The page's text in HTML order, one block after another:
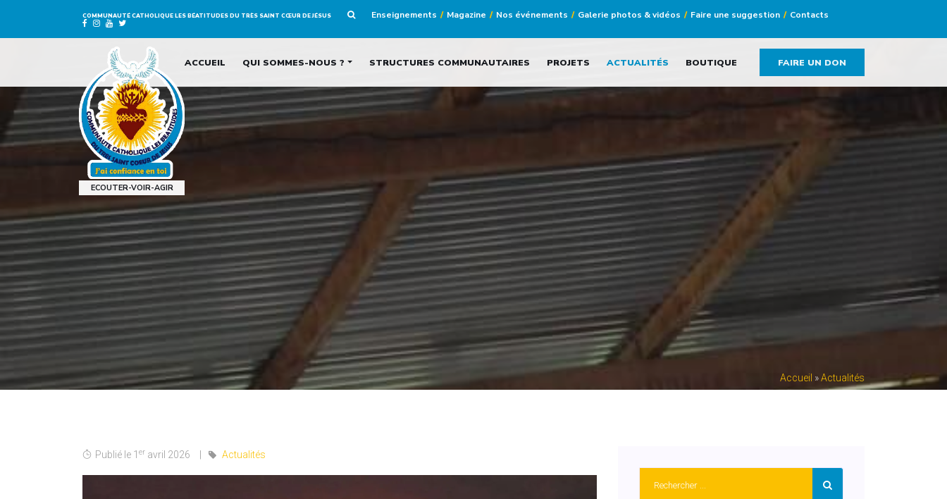
COMMUNAUTÉ CATHOLIQUE LESBÉATITUDES DU TRÈS SAINT CŒUR DE JÉSUS Enseignements Magazine Nos événements Galerie photos & vidéos Faire une suggestion Contacts
ECOUTER-VOIR-AGIR
ACCUEIL QUI SOMMES-NOUS ? STRUCTURES COMMUNAUTAIRES PROJETS ACTUALITÉS BOUTIQUE FAIRE UN DON
Accueil »Actualités
Publié le 1 er avril 2026 Actualités